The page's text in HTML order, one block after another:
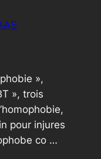
»,
», trois
pour injures
co …